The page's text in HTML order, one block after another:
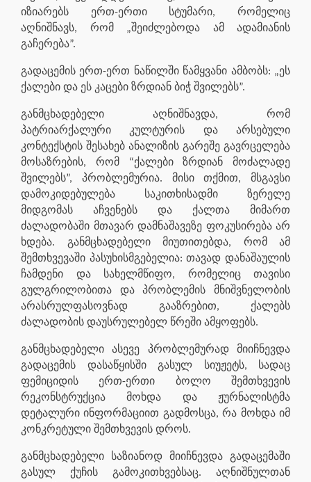
იზიარებს ერთ-ერთი სტუმარი, რომელიც
აღნიშნავს, რომ „შეიძლებოდა ამ ადამიანის
გაჩერება”.
გადაცემის ერთ-ერთ ნაწილში წამყვანი ამბობს: „ეს
ქალები და ეს კაცები ზრდიან ბიჭ შვილებს”.
განმცხადებელი აღნიშნავდა, რომ
პატრიარქალური კულტურის და არსებული
კონტექსტის შესახებ ანალიზის გარეშე გავრცელება
მოსაზრების, რომ “ქალები ზრდიან მოძალადე
შვილებს”, პრობლემურია. მისი თქმით, მსგავსი
დამოკიდებულება საკითხისადმი ზერელე
მიდგომას აჩვენებს და ქალთა მიმართ
ძალადობაში მთავარ დამნაშავეზე ფოკუსირება არ
ხდება. განმცხადებელი მიუთითებდა, რომ ამ
შემთხვევაში პასუხისმგებელია: თავად დანაშაულის
ჩამდენი და სახელმწიფო, რომელიც თავისი
გულგრილობითა და პრობლემის მნიშვნელობის
არასრულფასოვნად გააზრებით, ქალებს
ძალადობის დაუსრულებელ წრეში ამყოფებს.
განმცხადებელი ასევე პრობლემურად მიიჩნევდა
გადაცემის დასაწყისში გასულ სიუჟეტს, სადაც
ფემიციდის ერთ-ერთი ბოლო შემთხვევის
რეკონსტრუქცია მოხდა და ჟურნალისტმა
დეტალური ინფორმაციით გადმოსცა, რა მოხდა იმ
კონკრეტული შემთხვევის დროს.
განმცხადებელი საზიანოდ მიიჩნევდა გადაცემაში
გასულ ქუჩის გამოკითხვებსაც. აღნიშნულთან